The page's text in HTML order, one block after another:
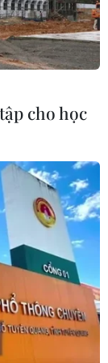
cho học